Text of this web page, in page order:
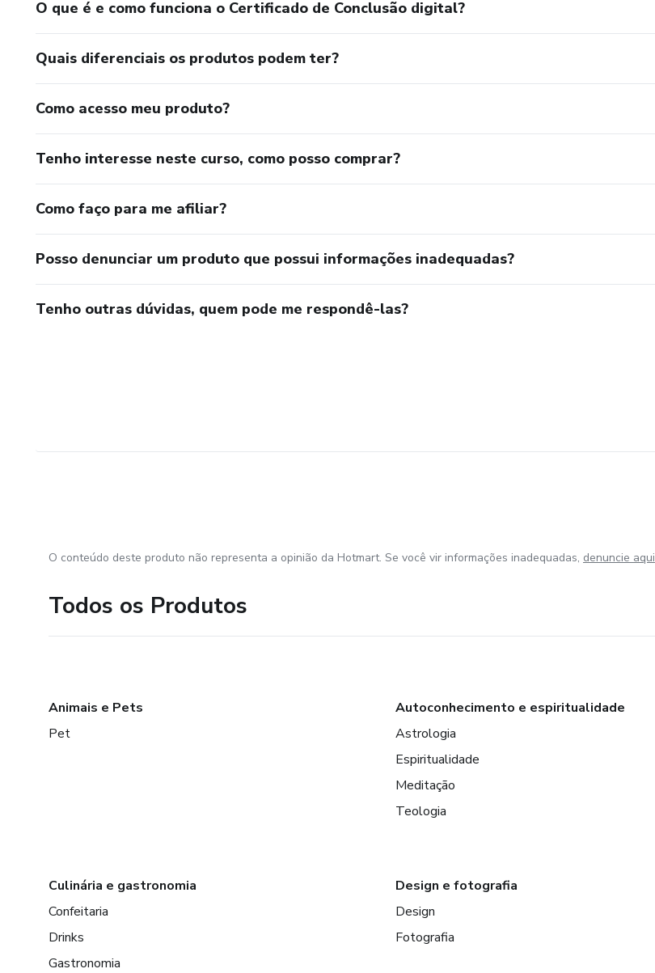
O que é e como funciona o Certificado de Conclusão digital?
Quais diferenciais os produtos podem ter?
Como acesso meu produto?
Tenho interesse neste curso, como posso comprar?
Como faço para me afiliar?
Posso denunciar um produto que possui informações inadequadas?
Tenho outras dúvidas, quem pode me respondê-las?
O conteúdo deste produto não representa a opinião da Hotmart. Se você vir informações inadequadas, denuncie aqui
Todos os Produtos
Animais e Pets
Pet
Autoconhecimento e espiritualidade
Astrologia
Espiritualidade
Meditação
Teologia
Culinária e gastronomia
Confeitaria
Drinks
Gastronomia
Design e fotografia
Design
Fotografia